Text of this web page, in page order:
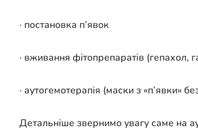
· постановка п’явок
· вживання фітопрепаратів (гепахол,
· аутогемотерапія (маски з «п’явки»
Детальніше звернимо увагу саме на